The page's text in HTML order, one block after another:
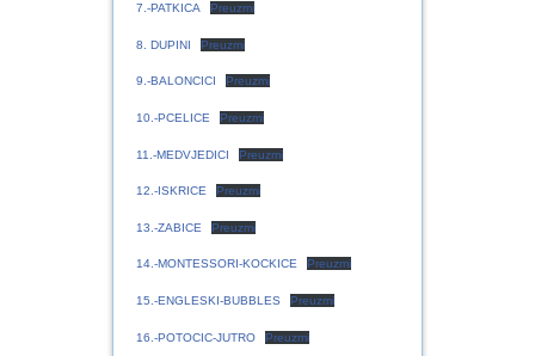
7.-PATKICA Preuzmi
8. DUPINI Preuzmi
9.-BALONCICI Preuzmi
10.-PCELICE Preuzmi
11.-MEDVJEDICI Preuzmi
12.-ISKRICE Preuzmi
13.-ZABICE Preuzmi
14.-MONTESSORI-KOCKICE Preuzmi
15.-ENGLESKI-BUBBLES Preuzmi
16.-POTOCIC-JUTRO Preuzmi